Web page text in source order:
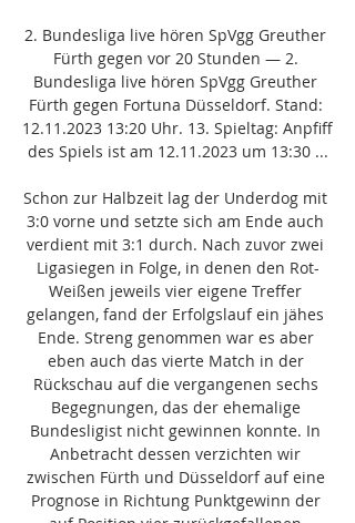
2. Bundesliga live hören SpVgg Greuther
Fürth gegen vor 20 Stunden — 2.
Bundesliga live hören SpVgg Greuther
Fürth gegen Fortuna Düsseldorf. Stand:
12.11.2023 13:20 Uhr. 13. Spieltag: Anpfiff
des Spiels ist am 12.11.2023 um 13:30 ...
Schon zur Halbzeit lag der Underdog mit
3:0 vorne und setzte sich am Ende auch
verdient mit 3:1 durch. Nach zuvor zwei
Ligasiegen in Folge, in denen den Rot-
Weißen jeweils vier eigene Treffer
gelangen, fand der Erfolgslauf ein jähes
Ende. Streng genommen war es aber
eben auch das vierte Match in der
Rückschau auf die vergangenen sechs
Begegnungen, das der ehemalige
Bundesligist nicht gewinnen konnte. In
Anbetracht dessen verzichten wir
zwischen Fürth und Düsseldorf auf eine
Prognose in Richtung Punktgewinn der